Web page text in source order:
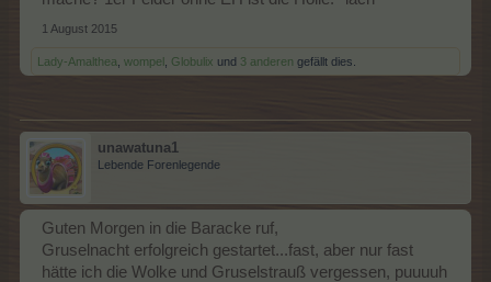
Die Gewinne sind abhängig von den Katzenangeln und etwas
Glück. Insgesamt wieder eine gute Mischung aus
goldene Bananen, Items. Die Tabelle zum Eintragen
>>Gewinntabelle Katzenwirrwarr<< wird es bis Montag geben.
1 August 2015
Lady-Amalthea wompel Globulix und 3 anderen gefällt dies.
unawatuna1
Lebende Forenlegende
Guten Morgen in die Baracke ruf,
Gruselnacht erfolgreich gestartet...fast, aber nur fast
hätte ich die Wolke und Gruselstrauß vergessen, puuuuh